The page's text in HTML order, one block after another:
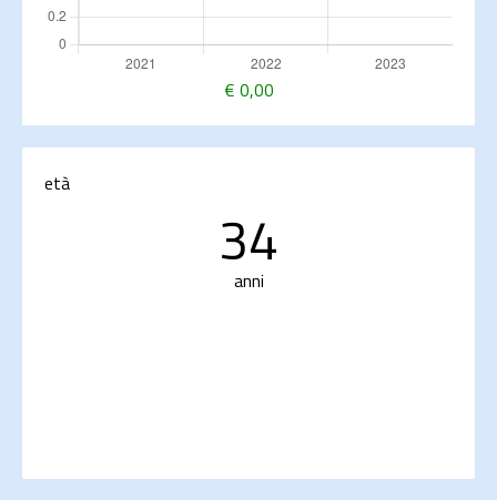
€ 0,00
età
34
anni